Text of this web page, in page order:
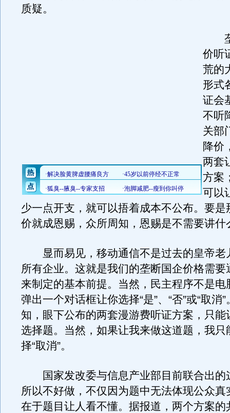
质疑。
垄
价听
荒的
形式
证会
不听
关部
降价
两套
方案
可以
少一点开支，就可以捂着成本不公布。要是
价就成恩赐，众所周知，恩赐是不需要讲什
显而易见，移动通信不是过去的皇帝老
所有企业。这就是我们的垄断国企价格需要
来制定的基本前提。当然，民主程序不是电
弹出一个对话框让你选择“是”、“否”或“取消
知，眼下公布的两套漫游费听证方案，只能
选择题。当然，如果让我来做这道题，我只
择“取消”。
国家发改委与信息产业部目前联合出的
所以不好做，不仅因为题中无法体现公众真
在于题目让人看不懂。据报道，两个方案的